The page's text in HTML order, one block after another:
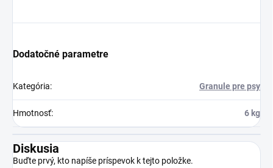
Dodatočné parametre
Kategória: Granule pre psy
Hmotnosť: 6 kg
Diskusia
Buďte prvý, kto napíše príspevok k tejto položke.